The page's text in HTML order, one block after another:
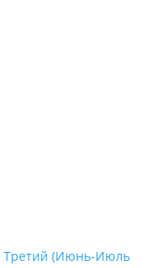
Третий (Июнь-Июль